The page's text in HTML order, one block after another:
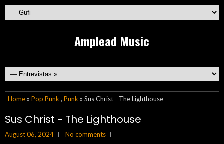
Amplead Music
Home » Pop Punk , Punk » Sus Christ - The Lighthouse
Sus Christ - The Lighthouse
August 06, 2024 No comments